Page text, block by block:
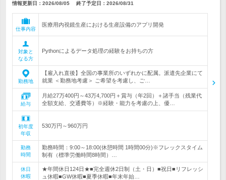
情報更新日：2026/08/05 終了予定日： 2026/08/31
仕事内容
医療用内視鏡生産における生産設備のアプリ開発
対象と
なる方
Pythonによるデータ処理の経験をお持ちの方
勤務地
【雇入れ直後】全国の事業所のいずれかに配属。派遣先企業にて
就業 ＜勤務地考慮＞ ご希望を考慮し、ご…
給与
月給27万400円～43万4,700円＋賞与（年2回）＋諸手当（残業代
全額支給、交通費等）※経験・能力を考慮の上、優…
初年度
年収
530万円～960万円
勤務
時間
勤務時間：9:00～18:00(休憩時間 1時間00分)※フレックスタイム
制有（標準労働時間8時間）…
休日
休暇
★年間休日124日★■完全週休2日制（土・日）■祝日■リフレッシ
ュ休暇■GW休暇■夏季休暇■年末年始…